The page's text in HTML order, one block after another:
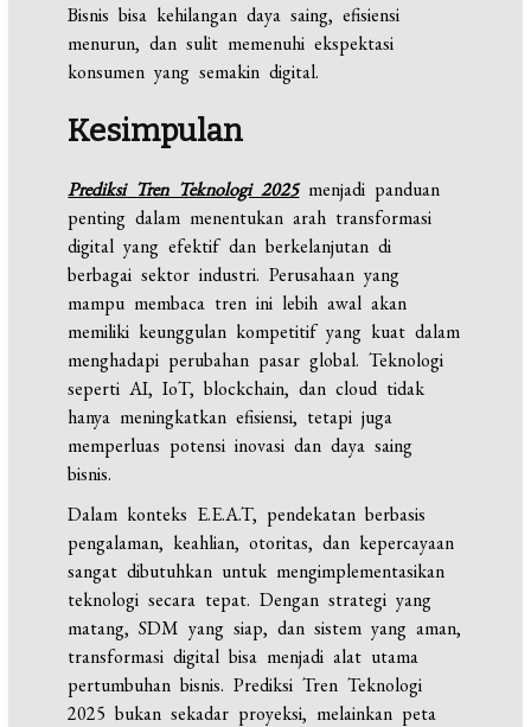
Bisnis bisa kehilangan daya saing, efisiensi
menurun, dan sulit memenuhi ekspektasi
konsumen yang semakin digital.
Kesimpulan
Prediksi Tren Teknologi 2025menjadi panduan
penting dalam menentukan arah transformasi
digital yang efektif dan berkelanjutan di
berbagai sektor industri. Perusahaan yang
mampu membaca tren ini lebih awal akan
memiliki keunggulan kompetitif yang kuat dalam
menghadapi perubahan pasar global. Teknologi
seperti AI, IoT, blockchain, dan cloud tidak
hanya meningkatkan efisiensi, tetapi juga
memperluas potensi inovasi dan daya saing
bisnis.
Dalam konteks E.E.A.T, pendekatan berbasis
pengalaman, keahlian, otoritas, dan kepercayaan
sangat dibutuhkan untuk mengimplementasikan
teknologi secara tepat. Dengan strategi yang
matang, SDM yang siap, dan sistem yang aman,
transformasi digital bisa menjadi alat utama
pertumbuhan bisnis. Prediksi Tren Teknologi
2025 bukan sekadar proyeksi, melainkan peta